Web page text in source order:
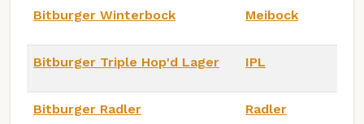
Bitburger Winterbock Meibock
Bitburger Triple Hop'd Lager IPL
Bitburger Radler Radler